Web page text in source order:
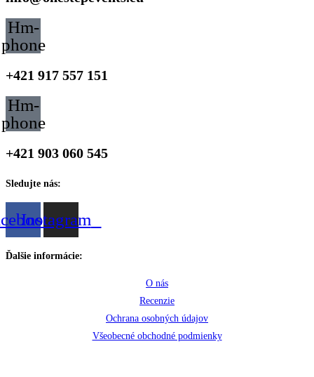
Hm-
phone
+421 917 557 151
Hm-
phone
+421 903 060 545
Sledujte nás:
Instagram
Ďalšie informácie:
O nás
Recenzie
Ochrana osobných údajov
Všeobecné obchodné podmienky